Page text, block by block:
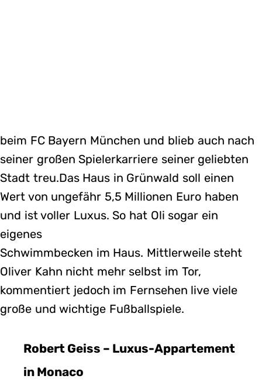
beim FC Bayern München und blieb auch nach
seiner großen Spielerkarriere seiner geliebten
Stadt treu.Das Haus in Grünwald soll einen
Wert von ungefähr 5,5 Millionen Euro haben
und ist voller Luxus. So hat Oli sogar ein
eigenes
Schwimmbecken im Haus. Mittlerweile steht
Oliver Kahn nicht mehr selbst im Tor,
kommentiert jedoch im Fernsehen live viele
große und wichtige Fußballspiele.
Robert Geiss – Luxus-Appartement
in Monaco